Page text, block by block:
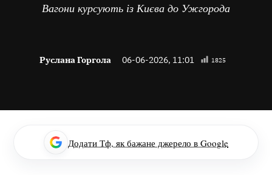
Вагони курсують із Києва до Ужгорода
Руслана Горгола 06-06-2026, 11:01 1825
Додати Тф, як бажане джерело в Google